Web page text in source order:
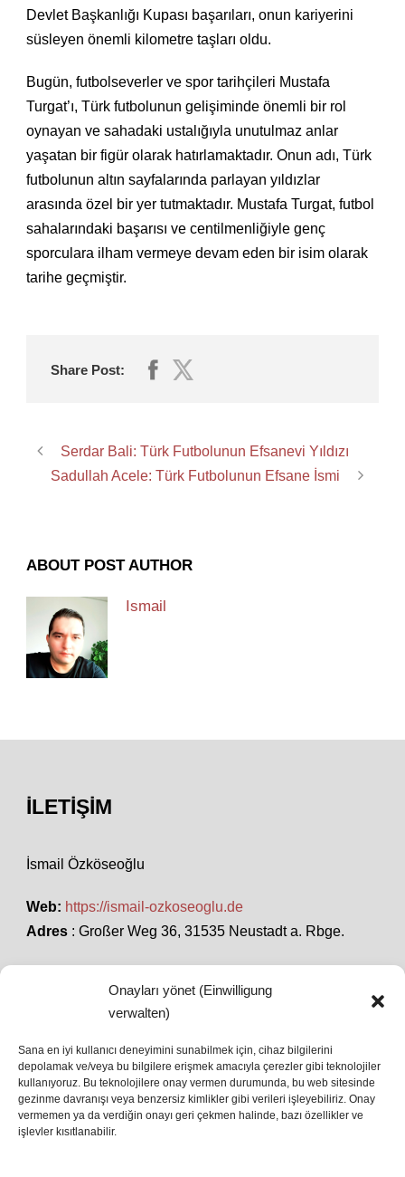
Onayları yönet (Einwilligung
verwalten)
Sana en iyi kullanıcı deneyimini sunabilmek için, cihaz bilgilerini
depolamak ve/veya bu bilgilere erişmek amacıyla çerezler gibi teknolojiler
kullanıyoruz. Bu teknolojilere onay vermen durumunda, bu web sitesinde
gezinme davranışı veya benzersiz kimlikler gibi verileri işleyebiliriz. Onay
vermemen ya da verdiğin onayı geri çekmen halinde, bazı özellikler ve
işlevler kısıtlanabilir.
Devlet Başkanlığı Kupası başarıları, onun kariyerini
süsleyen önemli kilometre taşları oldu.
Bugün, futbolseverler ve spor tarihçileri Mustafa
Turgat’ı, Türk futbolunun gelişiminde önemli bir rol
oynayan ve sahadaki ustalığıyla unutulmaz anlar
yaşatan bir figür olarak hatırlamaktadır. Onun adı, Türk
futbolunun altın sayfalarında parlayan yıldızlar
arasında özel bir yer tutmaktadır. Mustafa Turgat, futbol
sahalarındaki başarısı ve centilmenliğiyle genç
sporculara ilham vermeye devam eden bir isim olarak
tarihe geçmiştir.
Share Post:
Serdar Bali: Türk Futbolunun Efsanevi Yıldızı
Sadullah Acele: Türk Futbolunun Efsane İsmi
ABOUT POST AUTHOR
Ismail
İLETIŞIM
İsmail Özköseoğlu
Web: https://ismail-ozkoseoglu.de
Adres : Großer Weg 36, 31535 Neustadt a. Rbge.
SON HABERLER
İstanbul’da Avrupa Ligi Finali: Freiburg ve Aston
Villa Boğaz’da Tarih Yazmaya Hazırlanıyor
08 May 2026